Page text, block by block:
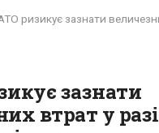
зазнати
втрат у разі